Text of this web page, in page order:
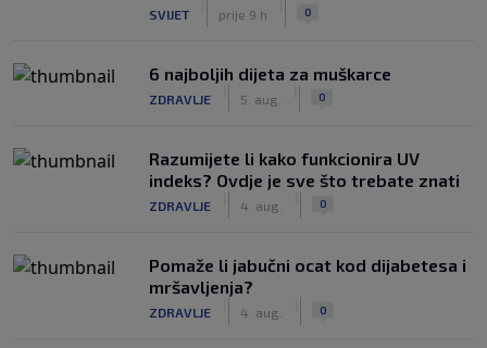
SVIJET prije 9 h 0
6 najboljih dijeta za muškarce
ZDRAVLJE 5. aug. 0
Razumijete li kako funkcionira UV
indeks? Ovdje je sve što trebate znati
ZDRAVLJE 4. aug. 0
Pomaže li jabučni ocat kod dijabetesa i
mršavljenja?
ZDRAVLJE 4. aug. 0